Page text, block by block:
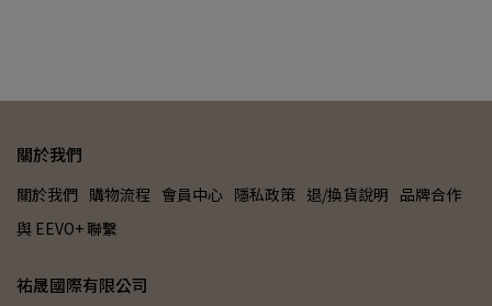
關於我們
關於我們 購物流程 會員中心 隱私政策 退/換貨說明 品牌合作
與 EEVO+ 聯繫
祐晟國際有限公司